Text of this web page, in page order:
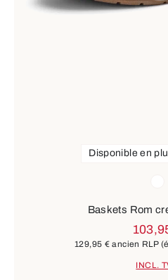
Disponible en
Baskets Rom
129,95 € ancien RLP
INCL.